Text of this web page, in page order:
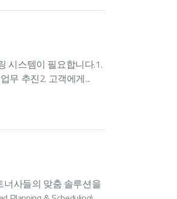
시스템이 필요합니다.1.
무 추진2. 고객에게...
너사들의 맞춤 솔루션을